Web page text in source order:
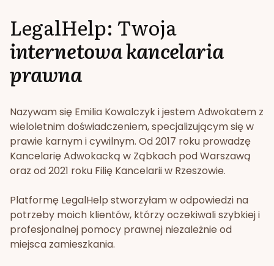
LegalHelp: Twoja
internetowa kancelaria
prawna
Nazywam się Emilia Kowalczyk i jestem Adwokatem z
wieloletnim doświadczeniem, specjalizującym się w
prawie karnym i cywilnym. Od 2017 roku prowadzę
Kancelarię Adwokacką w Ząbkach pod Warszawą
oraz od 2021 roku Filię Kancelarii w Rzeszowie.
Platformę LegalHelp stworzyłam w odpowiedzi na
potrzeby moich klientów, którzy oczekiwali szybkiej i
profesjonalnej pomocy prawnej niezależnie od
miejsca zamieszkania.